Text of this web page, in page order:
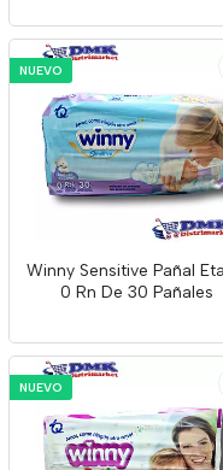
NUEVO
Winny Sensitive Pañal
0 Rn De 30 Pañales
NUEVO